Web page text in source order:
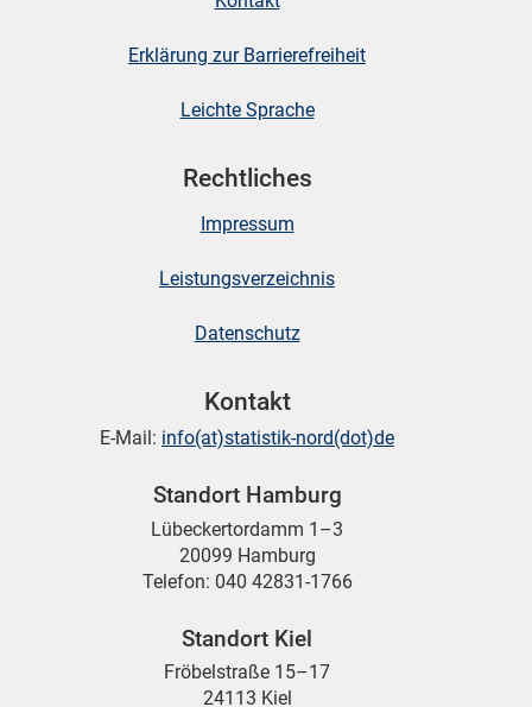
Erklärung zur Barrierefreiheit
Leichte Sprache
Rechtliches
Impressum
Leistungsverzeichnis
Datenschutz
Kontakt
E-Mail: info(at)statistik-nord(dot)de
Standort Hamburg
Lübeckertordamm 1–3
20099 Hamburg
Telefon: 040 42831-1766
Standort Kiel
Fröbelstraße 15–17
24113 Kiel